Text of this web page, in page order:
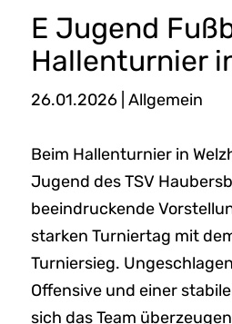
E Jugend
Hallenturnier
26.01.2026| Allgemein
Beim Hallenturnier in
Jugend des TSV
beeindruckende
starken Turniertag mit
Turniersieg.
Offensive und einer
sich das Team